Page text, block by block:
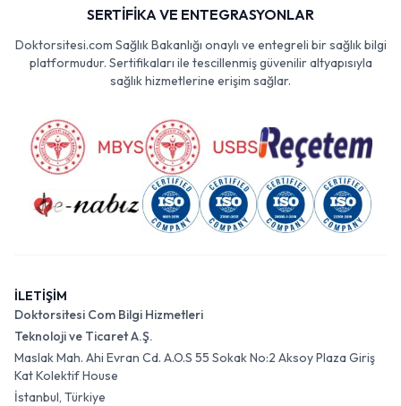
SERTİFİKA VE ENTEGRASYONLAR
Doktorsitesi.com Sağlık Bakanlığı onaylı ve entegreli bir sağlık bilgi
platformudur. Sertifikaları ile tescillenmiş güvenilir altyapısıyla
sağlık hizmetlerine erişim sağlar.
İLETİŞİM
Doktorsitesi Com Bilgi Hizmetleri
Teknoloji ve Ticaret A.Ş.
Maslak Mah. Ahi Evran Cd. A.O.S 55 Sokak No:2 Aksoy Plaza Giriş
Kat Kolektif House
İstanbul, Türkiye